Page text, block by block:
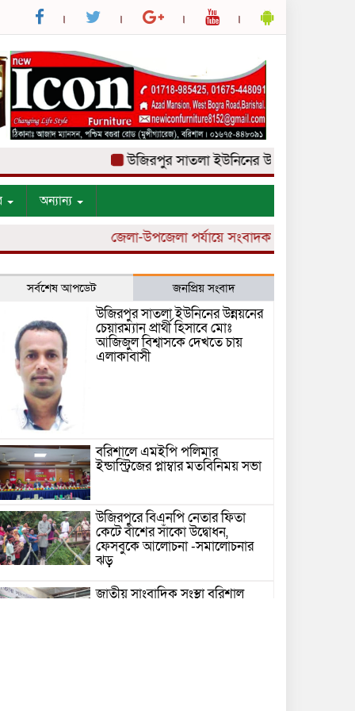
উজিরপুর সাতলা ইউনিনের উন্নয়নের চেয়ারম্যান
অন্যান্য
জেলা-উপজেলা পর্যায়ে সংবাদকর্মী নিয়োগ চলছে।
সর্বশেষ আপডেট জনপ্রিয় সংবাদ
উজিরপুর সাতলা ইউনিনের উন্নয়নের
চেয়ারম্যান প্রার্থী হিসাবে মোঃ
আজিজুল বিশ্বাসকে দেখতে চায়
এলাকাবাসী
বরিশালে এমইপি পলিমার
ইন্ডাস্ট্রিজের প্লাম্বার মতবিনিময় সভা
উজিরপুরে বিএনপি নেতার ফিতা
কেটে বাঁশের সাঁকো উদ্বোধন,
ফেসবুকে আলোচনা -সমালোচনার
ঝড়
জাতীয় সাংবাদিক সংস্থা বরিশাল